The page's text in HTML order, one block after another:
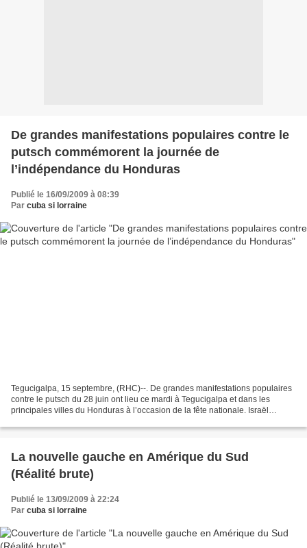
De grandes manifestations populaires contre le
putsch commémorent la journée de
l’indépendance du Honduras
Publié le 16/09/2009 à 08:39
Par cuba si lorraine
Tegucigalpa, 15 septembre, (RHC)--. De grandes manifestations populaires
contre le putsch du 28 juin ont lieu ce mardi à Tegucigalpa et dans les
principales villes du Honduras à l’occasion de la fête nationale. Israël
La nouvelle gauche en Amérique du Sud
(Réalité brute)
Publié le 13/09/2009 à 22:24
Par cuba si lorraine